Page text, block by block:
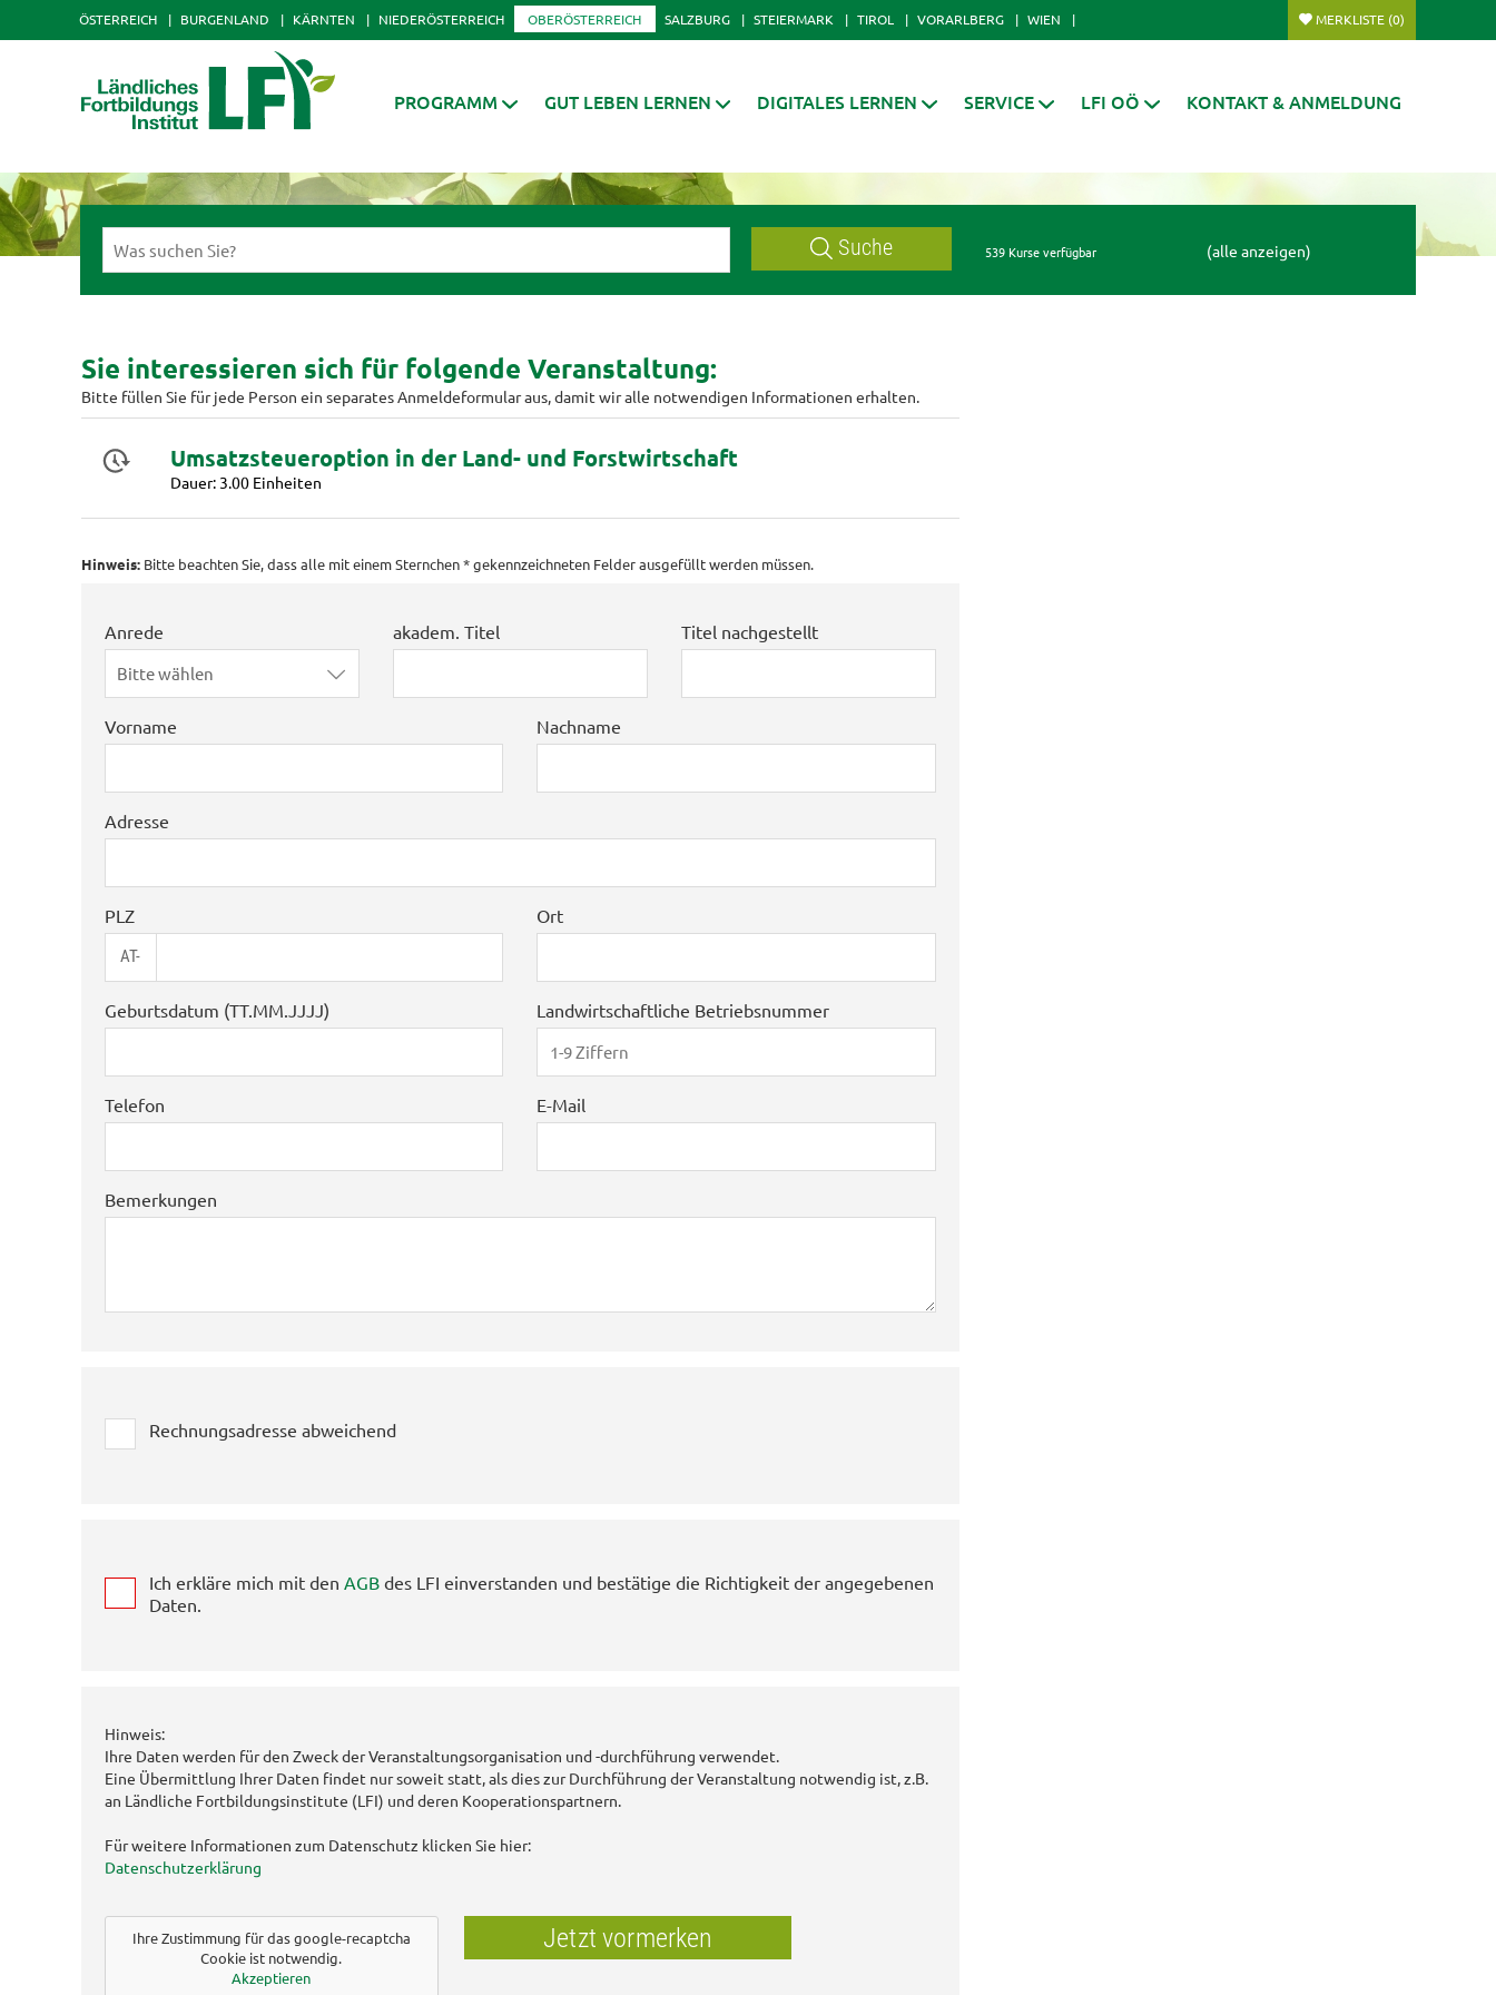
ÖSTERREICH BURGENLAND KÄRNTEN NIEDERÖSTERREICH OBERÖSTERREICH SALZBURG STEIERMARK TIROL VORARLBERG WIEN MERKLISTE (0)
PROGRAMM GUT LEBEN LERNEN DIGITALES LERNEN SERVICE LFI OÖ KONTAKT & ANMELDUNG
Suche 539 Kurse verfügbar (alle anzeigen)
Sie interessieren sich für folgende Veranstaltung:
Bitte füllen Sie für jede Person ein separates Anmeldeformular aus, damit wir alle notwendigen Informationen erhalten.
Umsatzsteueroption in der Land- und Forstwirtschaft
Dauer: 3.00 Einheiten
Hinweis:Bitte beachten Sie, dass alle mit einem Sternchen * gekennzeichneten Felder ausgefüllt werden müssen.
Anrede
Bitte wählen
akadem. Titel Titel nachgestellt
Vorname Nachname
Adresse
PLZ
AT-
Ort
Geburtsdatum (TT.MM.JJJJ) Landwirtschaftliche Betriebsnummer
Telefon E-Mail
Bemerkungen
Rechnungsadresse abweichend
Ich erkläre mich mit den AGBdes LFI einverstanden und bestätige die Richtigkeit der angegebenen
Daten.
Hinweis:
Ihre Daten werden für den Zweck der Veranstaltungsorganisation und -durchführung verwendet.
Eine Übermittlung Ihrer Daten findet nur soweit statt, als dies zur Durchführung der Veranstaltung notwendig ist, z.B.
an Ländliche Fortbildungsinstitute (LFI) und deren Kooperationspartnern.
Für weitere Informationen zum Datenschutz klicken Sie hier:
Datenschutzerklärung
Ihre Zustimmung für das google-recaptcha
Cookie ist notwendig.
Akzeptieren
Jetzt vormerken